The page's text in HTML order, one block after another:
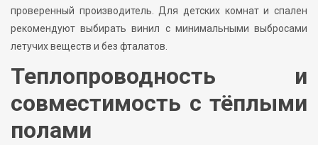
проверенный производитель. Для детских комнат и спален
рекомендуют выбирать винил с минимальными выбросами
летучих веществ и без фталатов.
Теплопроводность и
совместимость с тёплыми
полами